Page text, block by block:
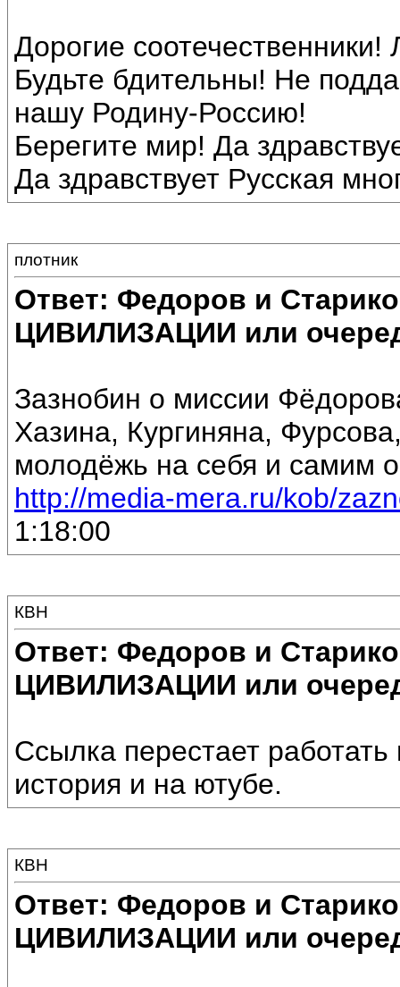
Дорогие соотечественники!
Будьте бдительны! Не
нашу Родину-Россию!
Берегите мир! Да
Да здравствует Русская
плотник
Ответ: Федоров и
ЦИВИЛИЗАЦИИ или
Зазнобин о миссии
Хазина, Кургиняна,
молодёжь на себя и самим
http://media-mera.ru/kob/
1:18:00
КВН
Ответ: Федоров и
ЦИВИЛИЗАЦИИ или
Ссылка перестает
история и на ютубе.
КВН
Ответ: Федоров и
ЦИВИЛИЗАЦИИ или